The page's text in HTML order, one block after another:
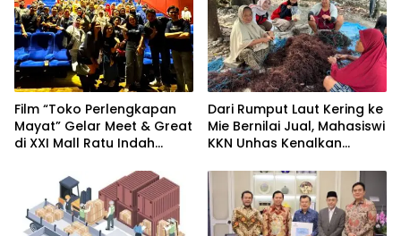
Film “Toko Perlengkapan
Mayat” Gelar Meet & Great
di XXI Mall Ratu Indah
Dari Rumput Laut Kering ke
Mie Bernilai Jual, Mahasiswi
KKN Unhas Kenalkan
kepada Petani Desa
Baruga